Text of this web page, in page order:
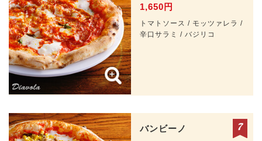
1,650円
トマトソース / モッツァレラ /
辛口サラミ / バジリコ
バンビーノ